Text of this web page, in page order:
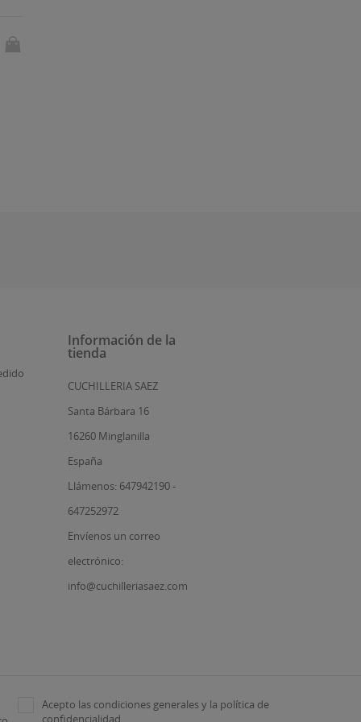
Información de la
tienda
CUCHILLERIA SAEZ
Santa Bárbara 16
16260 Minglanilla
España
Llámenos: 647942190 -
647252972
Envíenos un correo
electrónico:
info@cuchilleriasaez.com
Acepto las condiciones generales y la política de
confidencialidad